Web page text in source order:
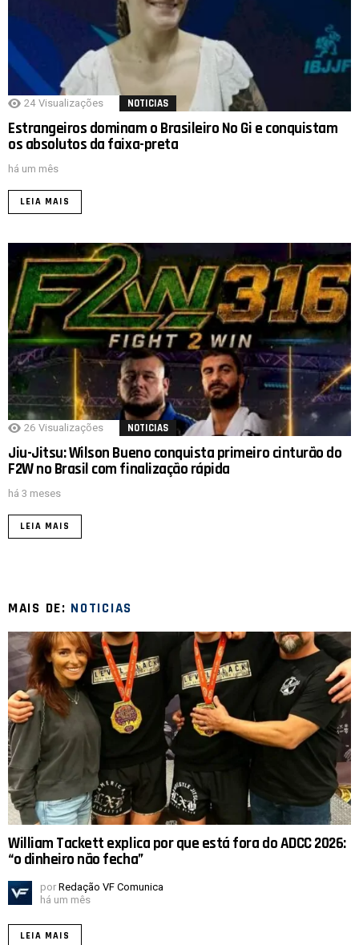
24 Visualizações NOTICIAS
Estrangeiros dominam o Brasileiro No Gi e conquistam
os absolutos da faixa-preta
há um mês
LEIA MAIS
26 Visualizações NOTICIAS
Jiu-Jitsu: Wilson Bueno conquista primeiro cinturão do
F2W no Brasil com finalização rápida
há 3 meses
LEIA MAIS
MAIS DE: NOTICIAS
William Tackett explica por que está fora do ADCC 2026:
“o dinheiro não fecha”
por Redação VF Comunica
há um mês
LEIA MAIS